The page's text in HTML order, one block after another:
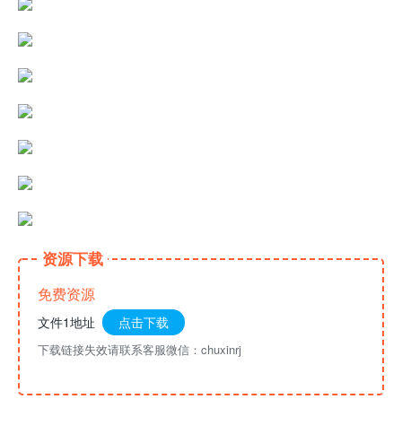
资源下载
免费资源
文件1地址 点击下载
下载链接失效请联系客服微信：chuxinrj